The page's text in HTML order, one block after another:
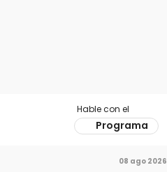
Hable con el
Programa
08 ago 2026